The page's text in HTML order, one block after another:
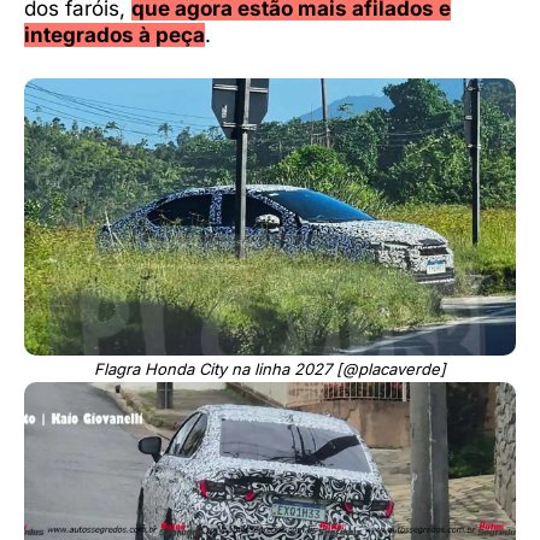
dos faróis, que agora estão mais afilados e
integrados à peça.
Flagra Honda City na linha 2027 [@placaverde]